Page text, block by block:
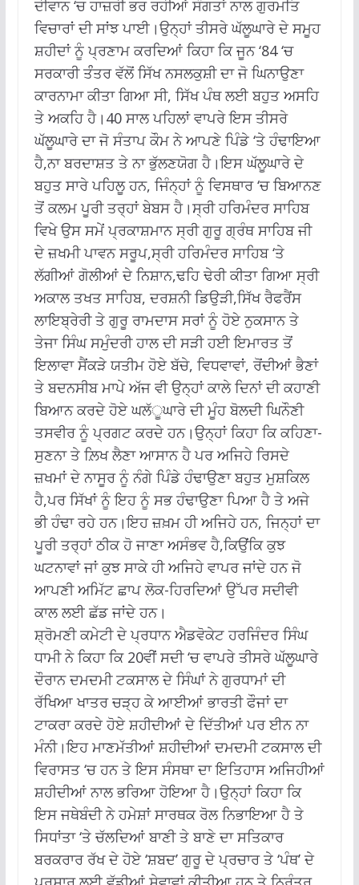
ਦੀਵਾਨ ‘ਚ ਹਾਜ਼ਰੀ ਭਰ ਰਹੀਆਂ ਸੰਗਤਾਂ ਨਾਲ ਗੁਰਮਤਿ
ਵਿਚਾਰਾਂ ਦੀ ਸਾਂਝ ਪਾਈ।ਉਨ੍ਹਾਂ ਤੀਸਰੇ ਘੱਲੂਘਾਰੇ ਦੇ ਸਮੂਹ
ਸ਼ਹੀਦਾਂ ਨੂੰ ਪ੍ਰਣਾਮ ਕਰਦਿਆਂ ਕਿਹਾ ਕਿ ਜੂਨ ‘84 ‘ਚ
ਸਰਕਾਰੀ ਤੰੰਤਰ ਵੱਲੋਂ ਸਿੱਖ ਨਸਲਕੁਸ਼ੀ ਦਾ ਜੋ ਘਿਨਾਉਣਾ
ਕਾਰਨਾਮਾ ਕੀਤਾ ਗਿਆ ਸੀ, ਸਿੱਖ ਪੰਥ ਲਈ ਬਹੁਤ ਅਸਹਿ
ਤੇ ਅਕਹਿ ਹੈ।40 ਸਾਲ ਪਹਿਲਾਂ ਵਾਪਰੇ ਇਸ ਤੀਸਰੇ
ਘੱਲੂਘਾਰੇ ਦਾ ਜੋ ਸੰਤਾਪ ਕੌਮ ਨੇ ਆਪਣੇ ਪਿੰਡੇ ‘ਤੇ ਹੰਢਾਇਆ
ਹੈ,ਨਾ ਬਰਦਾਸ਼ਤ ਤੇ ਨਾ ਭੁੱਲਣਯੋਗ ਹੈ।ਇਸ ਘੱਲੂਘਾਰੇ ਦੇ
ਬਹੁਤ ਸਾਰੇ ਪਹਿਲੂ ਹਨ, ਜਿੰਨ੍ਹਾਂ ਨੂੰ ਵਿਸਥਾਰ ‘ਚ ਬਿਆਨਣ
ਤੋਂ ਕਲਮ ਪੂਰੀ ਤਰ੍ਹਾਂ ਬੇਬਸ ਹੈ।ਸ੍ਰੀ ਹਰਿਮੰਦਰ ਸਾਹਿਬ
ਵਿਖੇ ਉਸ ਸਮੇਂ ਪ੍ਰਕਾਸ਼ਮਾਨ ਸ੍ਰੀ ਗੁਰੂ ਗ੍ਰੰਥ ਸਾਹਿਬ ਜੀ
ਦੇ ਜ਼ਖਮੀ ਪਾਵਨ ਸਰੂਪ,ਸ੍ਰੀ ਹਰਿਮੰਦਰ ਸਾਹਿਬ ‘ਤੇ
ਲੱਗੀਆਂ ਗੋਲੀਆਂ ਦੇ ਨਿਸ਼ਾਨ,ਢਹਿ ਢੇਰੀ ਕੀਤਾ ਗਿਆ ਸ੍ਰੀ
ਅਕਾਲ ਤਖਤ ਸਾਹਿਬ, ਦਰਸ਼ਨੀ ਡਿਉੜੀ,ਸਿੱਖ ਰੈਫਰੈਂਸ
ਲਾਇਬ੍ਰੇਰੀ ਤੇ ਗੁਰੂ ਰਾਮਦਾਸ ਸਰਾਂ ਨੂੰ ਹੋਏ ਨੁਕਸਾਨ ਤੇ
ਤੇਜਾ ਸਿੰਘ ਸਮੁੰਦਰੀ ਹਾਲ ਦੀ ਸੜੀ ਹਈ ਇਮਾਰਤ ਤੋਂ
ਇਲਾਵਾ ਸੈਂਕੜੇ ਯਤੀਮ ਹੋਏ ਬੱਚੇ, ਵਿਧਵਾਵਾਂ, ਰੋਂਦੀਆਂ ਭੈਣਾਂ
ਤੇ ਬਦਨਸੀਬ ਮਾਪੇ ਅੱਜ ਵੀ ਉਨ੍ਹਾਂ ਕਾਲੇ ਦਿਨਾਂ ਦੀ ਕਹਾਣੀ
ਬਿਆਨ ਕਰਦੇ ਹੋਏ ਘਲੱੂਘਾਰੇ ਦੀ ਮੂੰਹ ਬੋਲਦੀ ਘਿਨੌਣੀ
ਤਸਵੀਰ ਨੂੰ ਪ੍ਰਗਟ ਕਰਦੇ ਹਨ।ਉਨ੍ਹਾਂ ਕਿਹਾ ਕਿ ਕਹਿਣਾ-
ਸੁਣਨਾ ਤੇ ਲ਼ਿਖ ਲੈਣਾ ਆਸਾਨ ਹੈ ਪਰ ਅਜਿਹੇ ਰਿਸਦੇ
ਜ਼ਖਮਾਂ ਦੇ ਨਾਸੂਰ ਨੂੰ ਨੰਗੇ ਪਿੰਡੇ ਹੰਢਾਉਣਾ ਬਹੁਤ ਮੁਸ਼ਕਿਲ
ਹੈ,ਪਰ ਸਿੱਖਾਂ ਨੂੰ ਇਹ ਨੂੰ ਸਭ ਹੰਢਾਉਣਾ ਪਿਆ ਹੈ ਤੇ ਅਜੇ
ਭੀ ਹੰਢਾ ਰਹੇ ਹਨ।ਇਹ ਜ਼ਖ਼ਮ ਹੀ ਅਜਿਹੇ ਹਨ, ਜਿਨ੍ਹਾਂ ਦਾ
ਪੂਰੀ ਤਰ੍ਹਾਂ ਠੀਕ ਹੋ ਜਾਣਾ ਅਸੰਭਵ ਹੈ,ਕਿਉਂਕਿ ਕੁਝ
ਘਟਨਾਵਾਂ ਜਾਂ ਕੁਝ ਸਾਕੇ ਹੀ ਅਜਿਹੇ ਵਾਪਰ ਜਾਂਦੇ ਹਨ ਜੋ
ਆਪਣੀ ਅਮਿੱਟ ਛਾਪ ਲੋਕ-ਹਿਰਦਿਆਂ ਉੱਪਰ ਸਦੀਵੀ
ਕਾਲ ਲਈ ਛੱਡ ਜਾਂਦੇ ਹਨ।
ਸ਼੍ਰੋਮਣੀ ਕਮੇਟੀ ਦੇ ਪ੍ਰਧਾਨ ਐਡਵੋਕੇਟ ਹਰਜਿੰਦਰ ਸਿੰਘ
ਧਾਮੀ ਨੇ ਕਿਹਾ ਕਿ 20ਵੀਂ ਸਦੀ ‘ਚ ਵਾਪਰੇ ਤੀਸਰੇ ਘੱਲੂਘਾਰੇ
ਦੌਰਾਨ ਦਮਦਮੀ ਟਕਸਾਲ ਦੇ ਸਿੰਘਾਂ ਨੇ ਗੁਰਧਾਮਾਂ ਦੀ
ਰੱਖਿਆ ਖਾਤਰ ਚੜ੍ਹ ਕੇ ਆਈਆਂ ਭਾਰਤੀ ਫੌਜਾਂ ਦਾ
ਟਾਕਰਾ ਕਰਦੇ ਹੋਏ ਸ਼ਹੀਦੀਆਂ ਦੇ ਦਿੱਤੀਆਂ ਪਰ ਈਨ ਨਾ
ਮੰਨੀ।ਇਹ ਮਾਣਮੱਤੀਆਂ ਸ਼ਹੀਦੀਆਂ ਦਮਦਮੀ ਟਕਸਾਲ ਦੀ
ਵਿਰਾਸਤ ‘ਚ ਹਨ ਤੇ ਇਸ ਸੰਸਥਾ ਦਾ ਇਤਿਹਾਸ ਅਜਿਹੀਆਂ
ਸ਼ਹੀਦੀਆਂ ਨਾਲ ਭਰਿਆ ਹੋਇਆ ਹੈ।ਉਨ੍ਹਾਂ ਕਿਹਾ ਕਿ
ਇਸ ਜਥੇਬੰਦੀ ਨੇ ਹਮੇਸ਼ਾਂ ਸਾਰਥਕ ਰੋਲ ਨਿਭਾਇਆ ਹੈ ਤੇ
ਸਿਧਾਂਤਾ ‘ਤੇ ਚੱਲਦਿਆਂ ਬਾਣੀ ਤੇ ਬਾਣੇ ਦਾ ਸਤਿਕਾਰ
ਬਰਕਰਾਰ ਰੱਖ ਦੇ ਹੋਏ ‘ਸ਼ਬਦ’ ਗੁਰੂ ਦੇ ਪ੍ਰਚਾਰ ਤੇ ‘ਪੰਥ’ ਦੇ